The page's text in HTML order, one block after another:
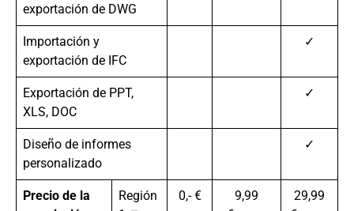
exportación de DWG
Importación y
exportación de IFC
✓
Exportación de PPT,
XLS, DOC
✓
Diseño de informes
personalizado
✓
Precio de la
Región
0,- €
9,99
29,99